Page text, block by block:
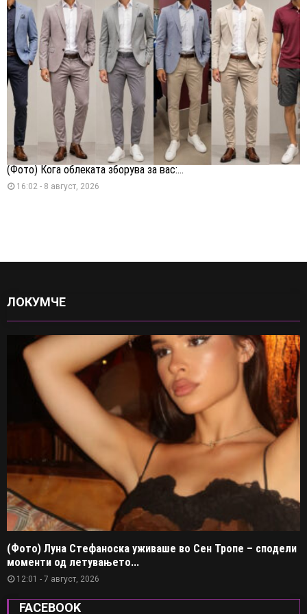
(Фото) Кога облеката зборува за вас:...
16:02 - 8 август, 2026
ЛОКУМЧЕ
(Фото) Луна Стефаноска уживаше во Сен Тропе – сподели
моменти од летувањето...
12:01 - 7 август, 2026
FACEBOOK